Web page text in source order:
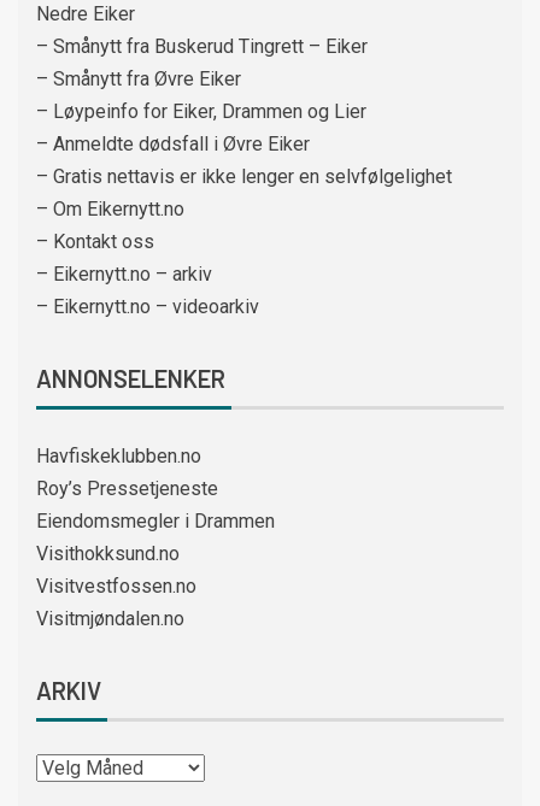
Nedre Eiker
– Smånytt fra Buskerud Tingrett – Eiker
– Smånytt fra Øvre Eiker
– Løypeinfo for Eiker, Drammen og Lier
– Anmeldte dødsfall i Øvre Eiker
– Gratis nettavis er ikke lenger en selvfølgelighet
– Om Eikernytt.no
– Kontakt oss
– Eikernytt.no – arkiv
– Eikernytt.no – videoarkiv
ANNONSELENKER
Havfiskeklubben.no
Roy’s Pressetjeneste
Eiendomsmegler i Drammen
Visithokksund.no
Visitvestfossen.no
Visitmjøndalen.no
ARKIV